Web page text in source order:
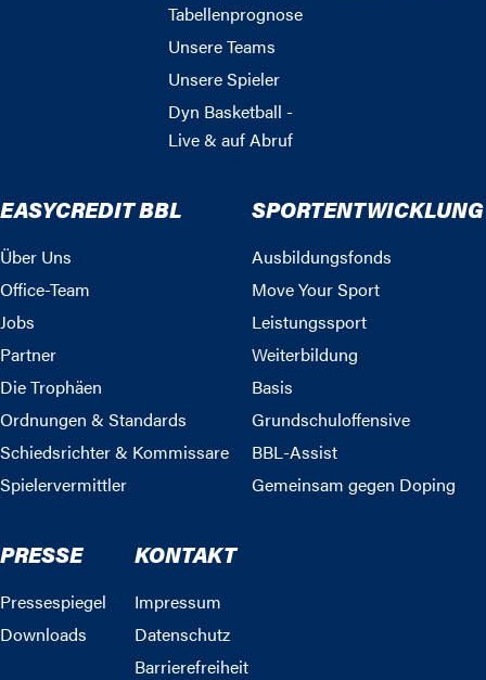
Tabellenprognose
Unsere Teams
Unsere Spieler
Dyn Basketball -
Live & auf Abruf
EASYCREDIT BBL
Über Uns
Office-Team
Jobs
Partner
Die Trophäen
Ordnungen & Standards
Schiedsrichter & Kommissare
Spielervermittler
SPORTENTWICKLUNG
Ausbildungsfonds
Move Your Sport
Leistungssport
Weiterbildung
Basis
Grundschuloffensive
BBL-Assist
Gemeinsam gegen Doping
PRESSE
Pressespiegel
Downloads
KONTAKT
Impressum
Datenschutz
Barrierefreiheit